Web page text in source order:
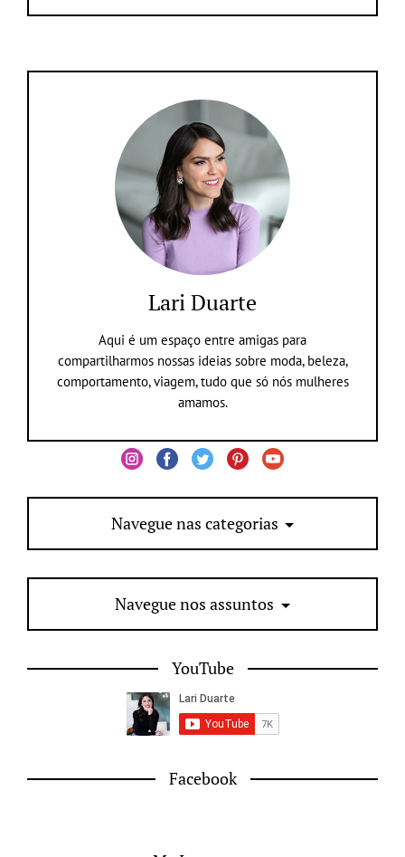
Lari Duarte
Aqui é um espaço entre amigas para
compartilharmos nossas ideias sobre moda, beleza,
comportamento, viagem, tudo que só nós mulheres
amamos.
Navegue nas categorias
Navegue nos assuntos
YouTube
Facebook